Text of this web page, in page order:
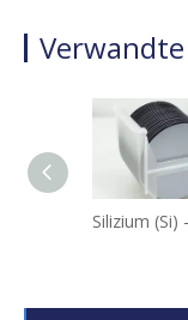
Silizium (Si)